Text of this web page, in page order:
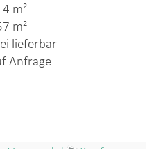
m²
m²
lieferbar
Anfrage